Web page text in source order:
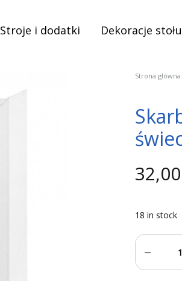
Stroje i dodatki Dekoracje stołu
Strona główna
32,00
18 in stock
Quantity